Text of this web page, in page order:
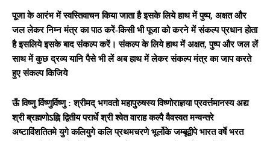
पूजा के आरंभ में स्वस्तिवाचन किया जाता है इसके लिये हाथ में पुष्प, अक्षत और
जल लेकर निम्‍न मंत्र का पाठ करें-किसी भी पूजा को करने में संकल्प प्रधान होता
है इसलिये इसके बाद संकल्प करें। संकल्प के लिये हाथ में अक्षत, पुष्प और जल लें
साथ में कुछ द्रव्य यानि पैसे भी लें अब हाथ में लेकर संकल्प मंत्र का जाप करते
हुए संकल्प किजिये
ऊँ विष्णु र्विष्णुर्विष्णु : श्रीमद् भगवतो महापुरुषस्य विष्णोराज्ञया प्रवर्त्तमानस्य अद्य
श्री ब्रह्मणोऽह्नि द्वितीय परार्धे श्री श्वेत वाराह कल्पै वैवस्वत मन्वन्तरे
अष्टाविंशतितमे युगे कलियुगे कलि प्रथमचरणे भूर्लोके जम्बूद्वीपे भारत वर्षे भरत